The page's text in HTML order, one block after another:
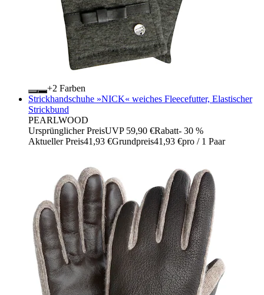
+
Farben
Strickhandschuhe »NICK« weiches Fleecefutter, Elastischer
Strickbund
PEARLWOOD
Ursprünglicher PreisUVP 59,90 €Rabatt- 30 %
Aktueller Preis41,93 €Grundpreis41,93 €pro / 1 Paar